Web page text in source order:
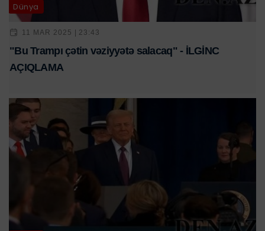
Dünya
11 MAR 2025 | 23:43
"Bu Trampı çətin vəziyyətə salacaq" - İLGİNC
AÇIQLAMA